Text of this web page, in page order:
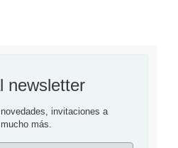
invitaciones a